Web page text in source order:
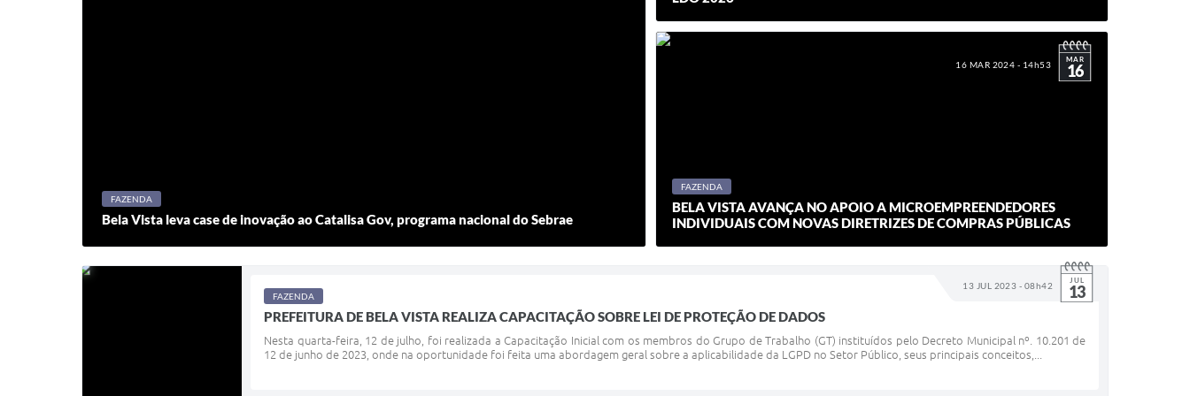
FAZENDA
Bela Vista leva case de inovação ao Catalisa Gov, programa nacional do Sebrae
16 MAR 2024 - 14h53 MAR
16
FAZENDA
BELA VISTA AVANÇA NO APOIO A MICROEMPREENDEDORES
INDIVIDUAIS COM NOVAS DIRETRIZES DE COMPRAS PÚBLICAS
13 JUL 2023 - 08h42 JUL
13
FAZENDA
PREFEITURA DE BELA VISTA REALIZA CAPACITAÇÃO SOBRE LEI DE PROTEÇÃO DE DADOS
Nesta quarta-feira, 12 de julho, foi realizada a Capacitação Inicial com os membros do Grupo de Trabalho (GT) instituídos pelo Decreto Municipal nº. 10.201 de
12 de junho de 2023, onde na oportunidade foi feita uma abordagem geral sobre a aplicabilidade da LGPD no Setor Público, seus principais conceitos,...